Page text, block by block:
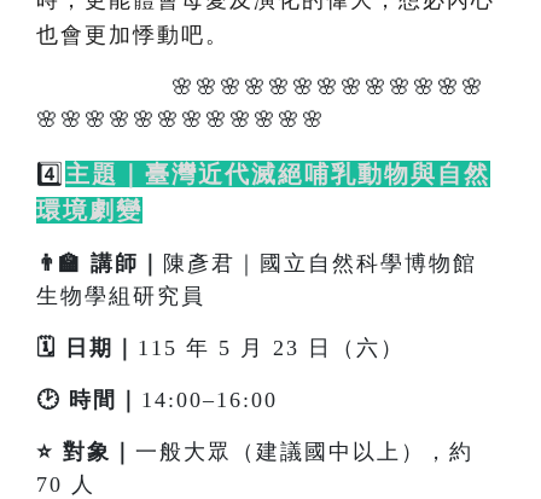
也會更加悸動吧。
🌸🌸🌸🌸🌸🌸🌸🌸🌸🌸🌸🌸🌸
🌸🌸🌸🌸🌸🌸🌸🌸🌸🌸🌸🌸
4️⃣ 主題｜臺灣近代滅絕哺乳動物與自然
環境劇變
👨‍🏫 講師｜ 陳彥君｜國立自然科學博物館
生物學組研究員
🗓️ 日期｜ 115 年 5 月 23 日（六）
🕑 時間｜ 14:00–16:00
⭐ 對象｜ 一般大眾（建議國中以上），約
70 人